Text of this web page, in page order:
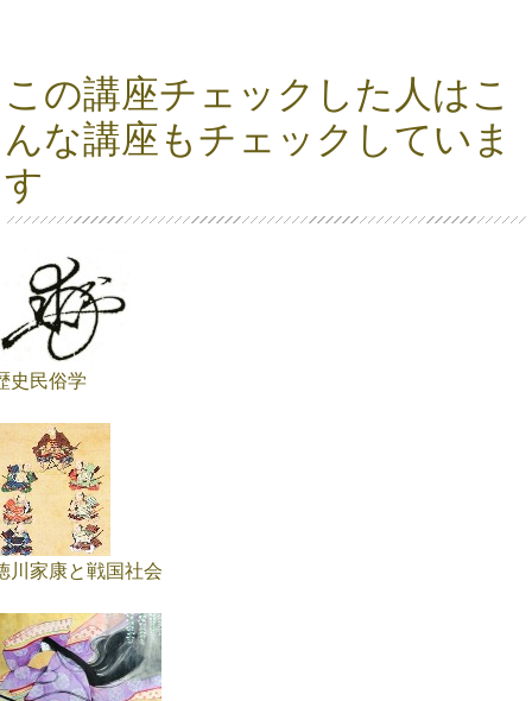
この講座チェックした人はこ
んな講座もチェックしていま
す
史民俗学
川家康と戦国社会